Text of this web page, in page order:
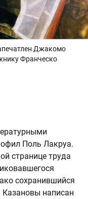
Джакомо
Франческо
Поль Лакруа.
странице труда
сохранившийся
Казановы написан